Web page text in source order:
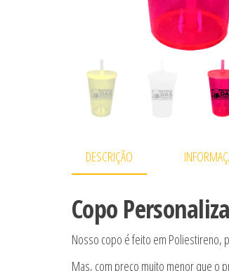
DESCRIÇÃO
Copo
Nosso copo é feito em Poliestireno,
Mas, com preço muito menor que o